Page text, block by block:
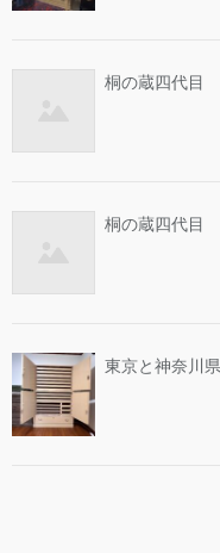
桐の蔵四代目
桐の蔵四代目
東京と神奈川